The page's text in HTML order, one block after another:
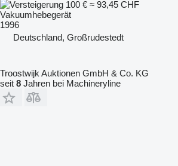
100 € ≈ 93,45 CHF
Vakuumhebegerät
1996
Deutschland, Großrudestedt
Troostwijk Auktionen GmbH & Co. KG
seit 8 Jahren bei Machineryline